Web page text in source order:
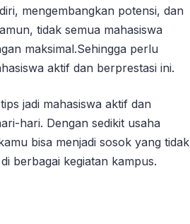
mengembangkan potensi, dan
tidak semua mahasiswa
maksimal.Sehingga perlu
aktif dan berprestasi ini.
jadi mahasiswa aktif dan
hari. Dengan sedikit usaha
bisa menjadi sosok yang tidak
berbagai kegiatan kampus.